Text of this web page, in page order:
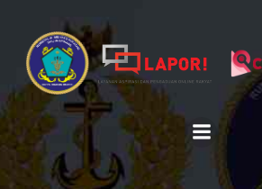
content